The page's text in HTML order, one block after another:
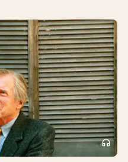
headphones